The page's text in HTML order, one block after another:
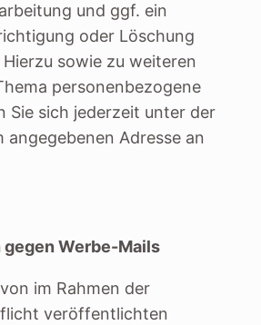
und ggf. ein
oder Löschung
sowie zu weiteren
personenbezogene
Sie sich jederzeit unter der
angegebenen Adresse an
Werbe-Mails
im Rahmen der
veröffentlichten